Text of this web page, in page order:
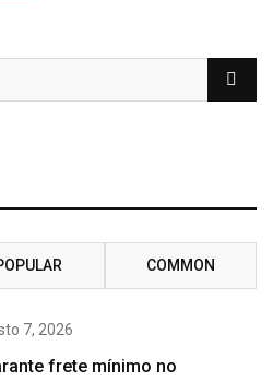
COMMON
7, 2026
frete mínimo no